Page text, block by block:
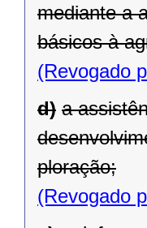
mediante a
básicos à
(Revogado
d) a
ploração;
(Revogado